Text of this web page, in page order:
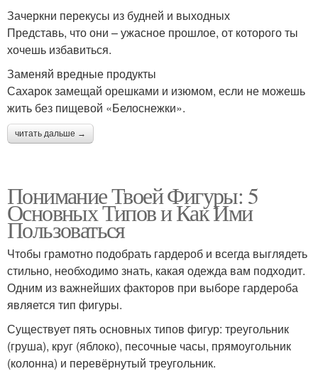
Зачеркни перекусы из будней и выходных
Представь, что они – ужасное прошлое, от которого ты
хочешь избавиться.
Заменяй вредные продукты
Сахарок замещай орешками и изюмом, если не можешь
жить без пищевой «Белоснежки».
читать дальше →
Понимание Твоей Фигуры: 5
Основных Типов и Как Ими
Пользоваться
Чтобы грамотно подобрать гардероб и всегда выглядеть
стильно, необходимо знать, какая одежда вам подходит.
Одним из важнейших факторов при выборе гардероба
является тип фигуры.
Существует пять основных типов фигур: треугольник
(груша), круг (яблоко), песочные часы, прямоугольник
(колонна) и перевёрнутый треугольник.